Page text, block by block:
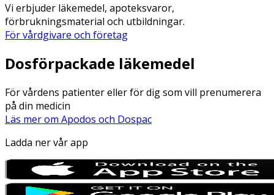
Vi erbjuder läkemedel, apoteksvaror,
förbrukningsmaterial och utbildningar.
För vårdgivare och företag
Dosförpackade läkemedel
För vårdens patienter eller för dig som vill prenumerera
på din medicin
Läs mer om Apodos och Dospac
Ladda ner vår app